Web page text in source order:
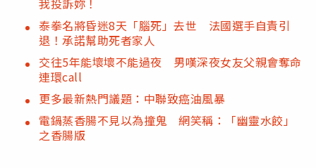
我投訴妳！
泰拳名將昏迷8天「腦死」去世 法國選手自責引
退！承諾幫助死者家人
交往5年能壞壞不能過夜 男嘆深夜女友父親會奪命
連環call
更多最新熱門議題：中聯致癌油風暴
電鍋蒸香腸不見以為撞鬼 網笑稱：「幽靈水餃」
之香腸版